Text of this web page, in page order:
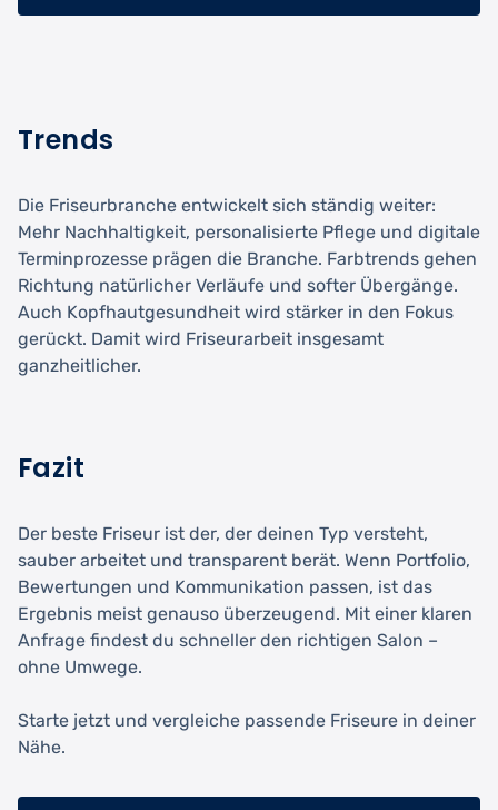
Trends
Die Friseurbranche entwickelt sich ständig weiter:
Mehr Nachhaltigkeit, personalisierte Pflege und digitale
Terminprozesse prägen die Branche. Farbtrends gehen
Richtung natürlicher Verläufe und softer Übergänge.
Auch Kopfhautgesundheit wird stärker in den Fokus
gerückt. Damit wird Friseurarbeit insgesamt
ganzheitlicher.
Fazit
Der beste Friseur ist der, der deinen Typ versteht,
sauber arbeitet und transparent berät. Wenn Portfolio,
Bewertungen und Kommunikation passen, ist das
Ergebnis meist genauso überzeugend. Mit einer klaren
Anfrage findest du schneller den richtigen Salon –
ohne Umwege.
Starte jetzt und vergleiche passende Friseure in deiner
Nähe.